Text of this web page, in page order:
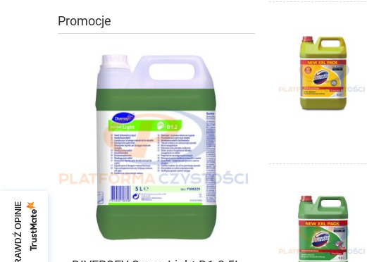
Promocje
SPRAWDŹ OPINIE